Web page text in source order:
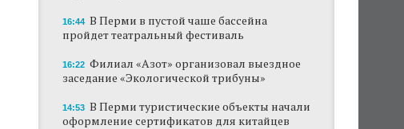
16:44 В Перми в пустой чаше бассейна
пройдет театральный фестиваль
16:22 Филиал «Азот» организовал выездное
заседание «Экологической трибуны»
14:53 В Перми туристические объекты начали
оформление сертификатов для китайцев